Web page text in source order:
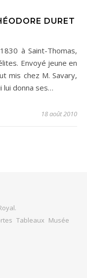
DURET
Envoyé jeune en
mis chez M. Savary,
lui donna ses…
18 août 2010
.
Tableaux Musée